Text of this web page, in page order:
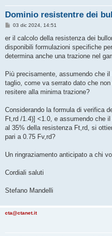
Dominio resistentre dei
M
s
a
g
o
03 dic 2024, 14:51
er il calcolo della resistenza dei
disponibili formulazioni specifiche
determina anche una trazione nel
Più precisamente, assumendo che
taglio, come va serrato dato che
resitere alla minima trazione?
Considerando la formula di verifica
Ft,rd /1.4)] <1.0, e assumendo che
al 35% della resistenza Ft,rd, si
pari a 0.75 Fv,rd?
Un ringraziamento anticipato a chi
Cordiali saluti
Stefano Mandelli
cta@ctanet.it